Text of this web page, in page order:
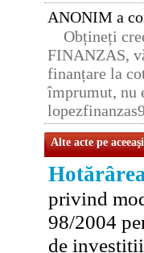
ANONIM a
Obțineți
FINANZAS,
finanțare la
împrumut, nu
Alte acte pe
privind
98/2004
de